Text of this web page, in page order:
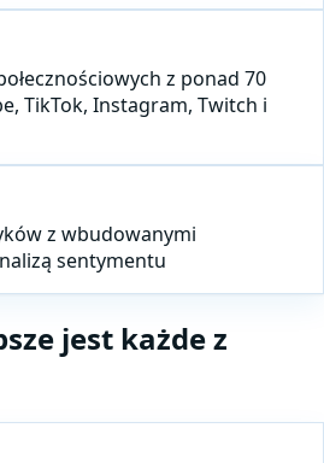
z ponad 70
TikTok, Instagram, Twitch i
z wbudowanymi
sentymentu
jest każde z